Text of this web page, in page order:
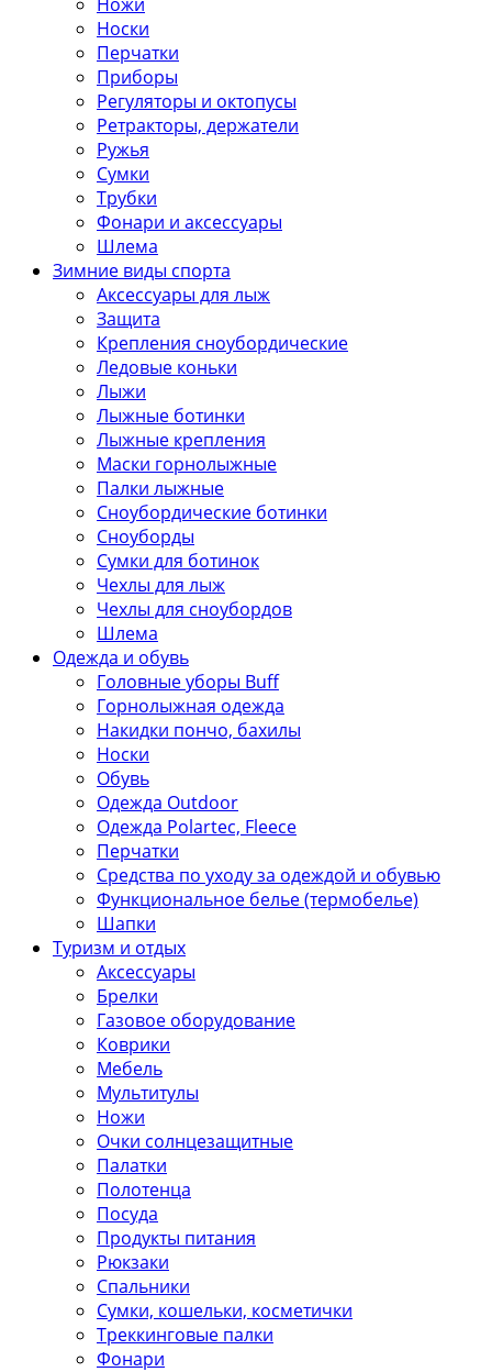
Носки
Перчатки
Приборы
Регуляторы и октопусы
Ретракторы, держатели
Ружья
Сумки
Трубки
Фонари и аксессуары
Шлема
Зимние виды спорта
Аксессуары для лыж
Защита
Крепления сноубордические
Ледовые коньки
Лыжи
Лыжные ботинки
Лыжные крепления
Маски горнолыжные
Палки лыжные
Сноубордические ботинки
Сноуборды
Сумки для ботинок
Чехлы для лыж
Чехлы для сноубордов
Шлема
Одежда и обувь
Головные уборы Buff
Горнолыжная одежда
Накидки пончо, бахилы
Носки
Обувь
Одежда Outdoor
Одежда Polartec, Fleece
Перчатки
Средства по уходу за одеждой и обувью
Функциональное белье (термобелье)
Шапки
Туризм и отдых
Аксессуары
Брелки
Газовое оборудование
Коврики
Мебель
Мультитулы
Ножи
Очки солнцезащитные
Палатки
Полотенца
Посуда
Продукты питания
Рюкзаки
Спальники
Сумки, кошельки, косметички
Треккинговые палки
Фонари